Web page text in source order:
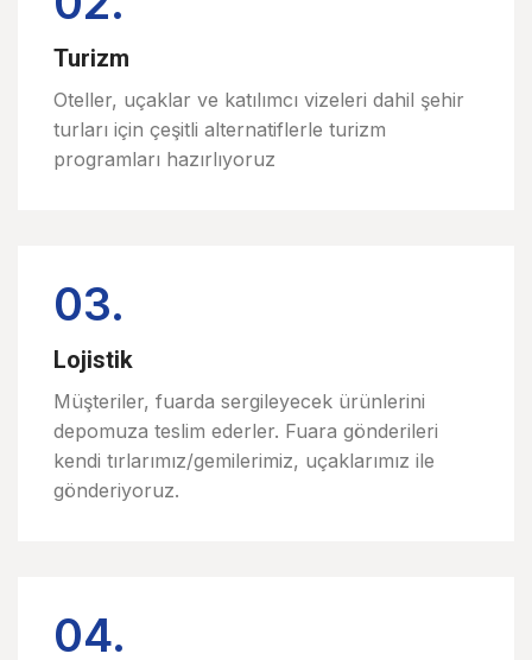
Turizm
Oteller, uçaklar ve katılımcı vizeleri dahil şehir
turları için çeşitli alternatiflerle turizm
programları hazırlıyoruz
03.
Lojistik
Müşteriler, fuarda sergileyecek ürünlerini
depomuza teslim ederler. Fuara gönderileri
kendi tırlarımız/gemilerimiz, uçaklarımız ile
gönderiyoruz.
04.